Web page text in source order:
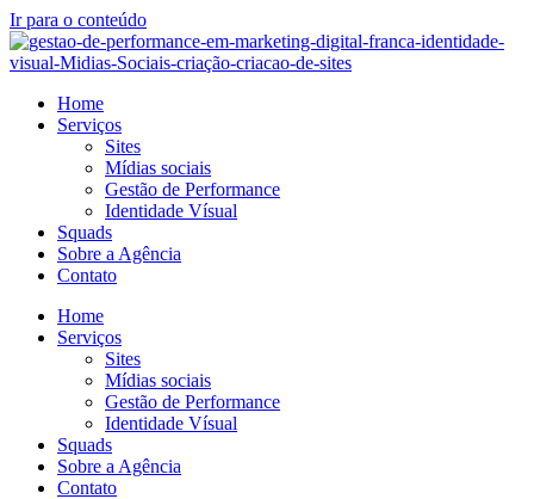
Ir para o conteúdo
Home
Serviços
Sites
Mídias sociais
Gestão de Performance
Identidade Vísual
Squads
Sobre a Agência
Contato
Home
Serviços
Sites
Mídias sociais
Gestão de Performance
Identidade Vísual
Squads
Sobre a Agência
Contato